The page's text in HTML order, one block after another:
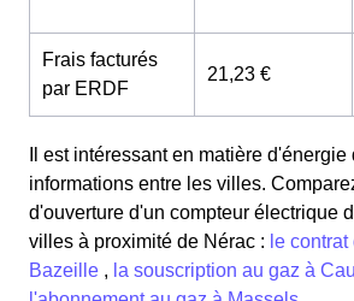
Frais facturés
par ERDF
21,23 €
Il est intéressant en matière
informations entre les villes.
d'ouverture d'un compteur électrique
villes à proximité de Nérac : le
Bazeille , la souscription au gaz à